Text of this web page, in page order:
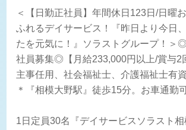
＜【日勤正社員】年間休日123日/日曜
ふれるデイサービス！『昨日より今日
たを元気に！』ソラストグループ！＞
社員募集◎【月給233,000円以上/賞与2
主事任用、社会福祉士、介護福祉士有
＊『相模大野駅』徒歩15分。お車通勤
1日定員30名『デイサービスソラスト